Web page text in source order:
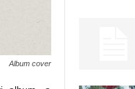
Album cover